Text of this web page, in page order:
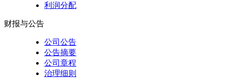
利润分配
财报与公告
公司公告
公告摘要
公司章程
治理细则